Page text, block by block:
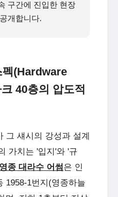
구간에 진입한 현장
개합니다.
펙(Hardware
40층의 압도적
그 섀시의 강성과 설계
가치는 '입지'와 '규
영종 대라수 어썸 은 인
1958-1번지(영종하늘